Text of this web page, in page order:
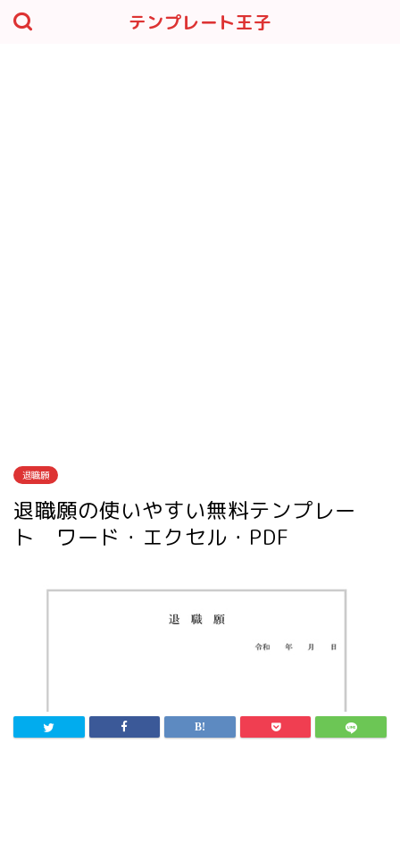
テンプレート王子
退職願
退職願の使いやすい無料テンプレー
ト ワード・エクセル・PDF